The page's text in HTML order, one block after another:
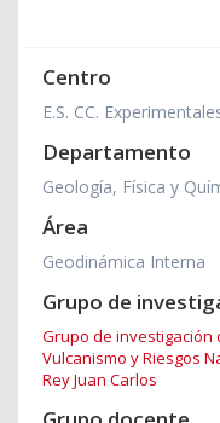
Centro
E.S. CC.
Departamento
Geología, Física y
Área
Geodinámica Interna
Grupo de
Grupo de investigación
Vulcanismo y Riesgos
Rey Juan Carlos